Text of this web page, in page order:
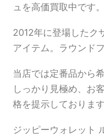
ュを高価買取中です。
2012年に登場したク
アイテム。ラウンド
当店では定番品から
しっかり見極め、お
格を提示しております
ジッピーウォレット